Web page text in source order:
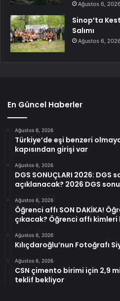
Ağustos 6, 2026
Sinop’ta
Salımı
Ağustos 6, 2026
En Güncel Haberler
Ağustos 6, 2026
Türkiye’de eşi benzeri
kapısından girişi var
Ağustos 6, 2026
DGS SONUÇLARI 2026: DGS
açıklanacak? 2026 DGS
Ağustos 6, 2026
Öğrenci affı SON DAKİKA!
çıkacak? Öğrenci affı kimleri
Ağustos 6, 2026
Kılıçdaroğlu’nun Fotoğrafı
Ağustos 6, 2026
CSN çimento birimi için 2,9
teklif bekliyor